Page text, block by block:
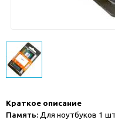
Краткое описание
Память: Для ноутбуков 1